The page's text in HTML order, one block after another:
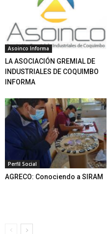
Asoinco Informa
LA ASOCIACIÓN GREMIAL DE
INDUSTRIALES DE COQUIMBO
INFORMA
Perfil Social
AGRECO: Conociendo a SIRAM